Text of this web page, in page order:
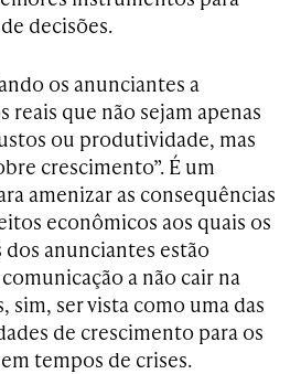
decisões.
os anunciantes a
reais que não sejam apenas
ou produtividade, mas
crescimento”. É um
amenizar as consequências
econômicos aos quais os
anunciantes estão
a não cair na
sim, ser vista como uma das
de crescimento para os
tempos de crises.